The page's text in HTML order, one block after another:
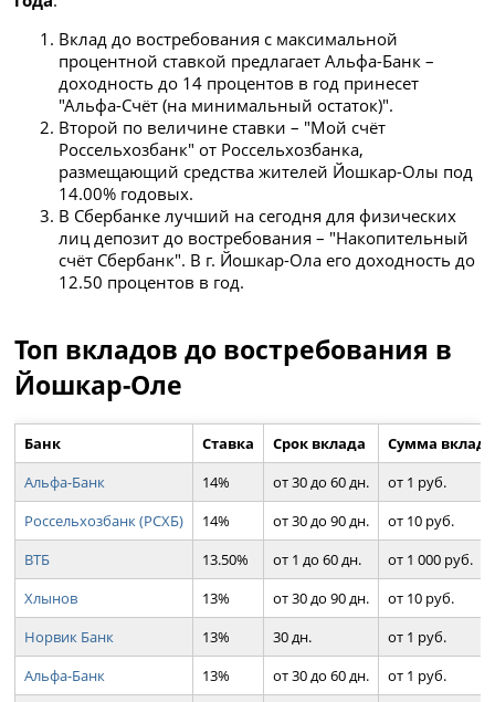
Вклад до востребования с максимальной
процентной ставкой предлагает Альфа-Банк –
доходность до 14 процентов в год принесет
"Альфа-Счёт (на минимальный остаток)".
Второй по величине ставки – "Мой счёт
Россельхозбанк" от Россельхозбанка,
размещающий средства жителей Йошкар-Олы под
14.00% годовых.
В Сбербанке лучший на сегодня для физических
лиц депозит до востребования – "Накопительный
счёт Сбербанк". В г. Йошкар-Ола его доходность до
12.50 процентов в год.
Топ вкладов до востребования в
Йошкар-Оле
Банк Ставка Срок вклада
Сумма вклада
Альфа-Банк
14% от 30 до 60 дн.
от 1 руб.
Россельхозбанк (РСХБ)
14% от 30 до 90 дн.
от 10 руб.
ВТБ
13.50% от 1 до 60 дн.
от 1 000 руб.
Хлынов
13% от 30 до 90 дн.
от 10 руб.
Норвик Банк
13% 30 дн.
от 1 руб.
Альфа-Банк
13% от 30 до 60 дн.
от 1 руб.